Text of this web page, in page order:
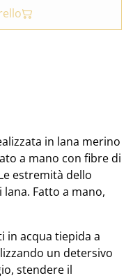
in lana merino
a mano con fibre di
estremità dello
Fatto a mano,
in acqua tiepida a
un detersivo
stendere il